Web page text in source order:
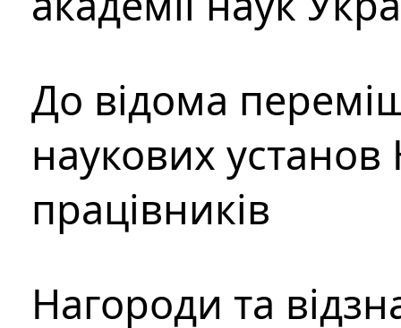
До відома
наукових установ
працівників
Нагороди та